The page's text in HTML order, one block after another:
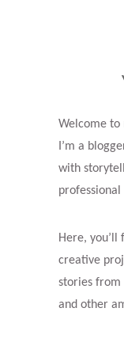
Welcome to
I’m a
with
professional
Here, you’ll
creative
stories from
and other